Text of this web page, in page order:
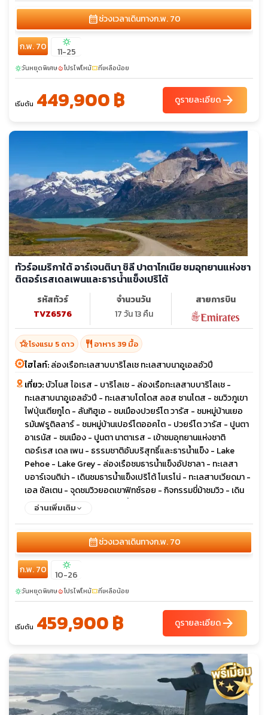
เวนิด้า เนิฟ เดอ ฮูลิโอ - ย่านพลาซ่า เดอ มาโย - ทำเนียบรัฐบาลคาซา
โรชาดา - โรงอุปรากรเดอาโตร โกลอน
calendar_monthช่วงเวลาเดินทางก.พ. 70
ก.พ. 70 sunny
11-25
sunnyวันหยุดพิเศษlocal_fire_departmentโปรไฟไหม้confirmation_numberที่เหลือน้อย
เริ่มต้น 449,900 ฿ ดูรายละเอียดarrow_forward
ทัวร์อเมริกาใต้ อาร์เจนตินา ชิลี ปาตาโกเนีย ชมอุทยานแห่งชา
ติตอร์เรสเดลเพนและธารน้ำแข็งเปริโต้
รหัสทัวร์
TVZ6576
จำนวนวัน
17 วัน 13 คืน
สายการบิน
hotel_classโรงแรม 5 ดาว restaurant อาหาร 39 มื้อ
ไฮไลท์:ล่องเรือทะเลสาบบาริโลเช ทะเลสาบนาอูเอลอัวปี
เที่ยว:บัวโนส ไอเรส - บาริโลเช - ล่องเรือทะเลสาบบาริโลเช -
ทะเลสาบนาอูเอลอัวปี - ทะเลสาบโตโดส ลอส ซานโตส - ชมวิวภูเขา
ไฟปุ่นเตียกูโด - ลันกิฮูเอ - ชมเมืองปวยร์โต วารัส - ชมหมู่บ้านเยอ
รมันฟรูติลลาร์ - ชมหมู่บ้านเปอร์โตออคไต - ปวยร์โต วารัส - ปูนตา
อาเรนัส - ชมเมือง - ปูนตา นาตาเรส - เข้าชมอุทยานแห่งชาติ
ตอร์เรส เดล เพน - ธรรมชาติอันบริสุทธิ์และธารน้ำแข็ง - Lake
Pehoe - Lake Grey - ล่องเรือชมธารน้ำแข็งอัปซาลา - ทะเลสา
บอาร์เจนติน่า - เดินชมธารน้ำแข็งเปริโต้ โมเรโน่ - ทะเลสาบเวียดมา -
เอล ชัลเตน - จุดชมวิวยอดเขาฟิทซ์รอย - กิจกรรมขี่ม้าชมวิว - เดิน
ชมวิว - พายเรือคายัค - BBQ พื้นเมือง - อูซัวยา - ชมเมืองอูซัวยา -
ประภาคารเลส เอแคลร์เรอร์ - End of the World Train - บัวโนส
ไอเรส - ชมระบำแทงโก้ - ชมเมือง บัวโนส ไอเรส - มหาวิหารเมโทรโพ
ลิตัน - ล่องเรือชมคลองเดลต้า
อ่านเพิ่มเติม
calendar_monthช่วงเวลาเดินทางก.พ. 70
ก.พ. 70 sunny
10-26
sunnyวันหยุดพิเศษlocal_fire_departmentโปรไฟไหม้confirmation_numberที่เหลือน้อย
เริ่มต้น 459,900 ฿ ดูรายละเอียดarrow_forward